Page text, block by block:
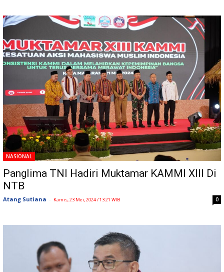
NASIONAL
Panglima TNI Hadiri Muktamar KAMMI XIII Di
NTB
Atang Sutiana - Kamis, 23 Mei, 2024 / 13:21 WIB 0